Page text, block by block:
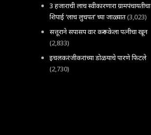
3 हजाराची लाच स्वीकारणारा ग्रामपंचायतीचा
शिपाई ‘लाच लुचपत’ च्या जाळ्यात(3,023)
सत्तूराने सपासप वार करून केला पत्नीचा खून
(2,833)
इचलकरंजीकरांच्या डोळयाचे पारणे फिटले
(2,730)